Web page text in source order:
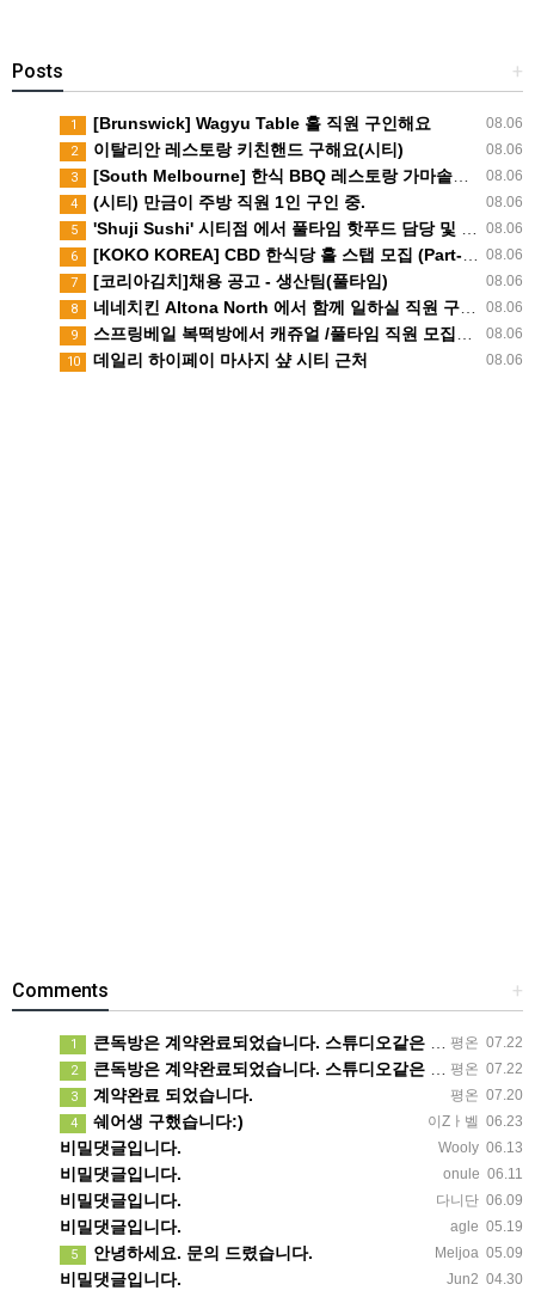
+
Posts
08.06
1 [Brunswick] Wagyu Table 홀 직원 구인해요
08.06
2 이탈리안 레스토랑 키친핸드 구해요(시티)
08.06
3 [South Melbourne] 한식 BBQ 레스토랑 가마솥｜주방 직원 모집｜스폰 가능
08.06
4 (시티) 만금이 주방 직원 1인 구인 중.
08.06
5 'Shuji Sushi' 시티점 에서 풀타임 핫푸드 담당 및 스시쉐프 구인합니다.
08.06
6 [KOKO KOREA] CBD 한식당 홀 스탭 모집 (Part-time)
08.06
7 [코리아김치]채용 공고 - 생산팀(풀타임)
08.06
8 네네치킨 Altona North 에서 함께 일하실 직원 구합니다
08.06
9 스프링베일 복떡방에서 캐쥬얼 /풀타임 직원 모집합니다
08.06
10 데일리 하이페이 마사지 샾 시티 근처
+
Comments
평온 07.22
1 큰독방은 계약완료되었습니다. 스튜디오같은 가장큰방을 2인동시 또는 혼자서 큰독방으로도 즉시입주 가능합니다.
평온 07.22
2 큰독방은 계약완료되었습니다. 스튜디오같은 가장큰방을 2인동시 또는 혼자서 큰독방으로도 즉시입주 가능합니다.
평온 07.20
3 계약완료 되었습니다.
이Zㅏ벨 06.23
4 쉐어생 구했습니다:)
Wooly 06.13
비밀댓글입니다.
onule 06.11
비밀댓글입니다.
다니단 06.09
비밀댓글입니다.
agle 05.19
비밀댓글입니다.
Meljoa 05.09
5 안녕하세요. 문의 드렸습니다.
Jun2 04.30
비밀댓글입니다.